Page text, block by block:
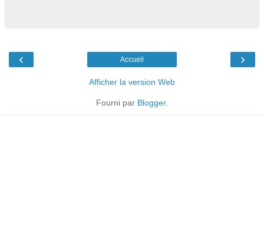
‹ ›
Accueil
Afficher la version Web
Fourni par Blogger.